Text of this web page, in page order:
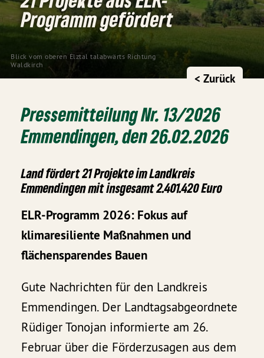
Blick vom oberen Elztal talabwärts Richtung
Waldkirch
Programm gefördert
< Zurück
Pressemitteilung Nr. 13/2026
Emmendingen, den 26.02.2026
Land fördert 21 Projekte im Landkreis
Emmendingen mit insgesamt 2.401.420 Euro
ELR-Programm 2026: Fokus auf
klimaresiliente Maßnahmen und
flächensparendes Bauen
Gute Nachrichten für den Landkreis
Emmendingen. Der Landtagsabgeordnete
Rüdiger Tonojan informierte am 26.
Februar über die Förderzusagen aus dem